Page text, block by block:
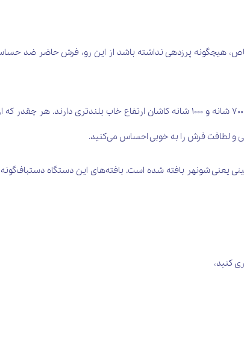
هیچگونه پرزدهی نداشته باشد از این رو، فرش حاضر ضد
این فرش وینتیج 500 شانه با تراکم 1000 است. فرش‌های وینتیج 500 شانه در مقایسه با فرش‌های وینتیج 700 شانه و 1000 شانه کاشان ارتفاع
و لطافت فرش را به خوبی احساس می‌کنید.
یعنی شونهر بافته شده است. بافته‌های این دستگاه
کنید،